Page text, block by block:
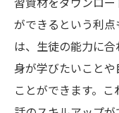
習資材をダウンロ
ができるという利
は、生徒の能力に
身が学びたいこと
ことができます。